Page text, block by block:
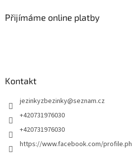
Přijímáme online platby
Kontakt
jezinkyzbezinky@seznam.cz
+420731976030
+420731976030
https://www.facebook.com/